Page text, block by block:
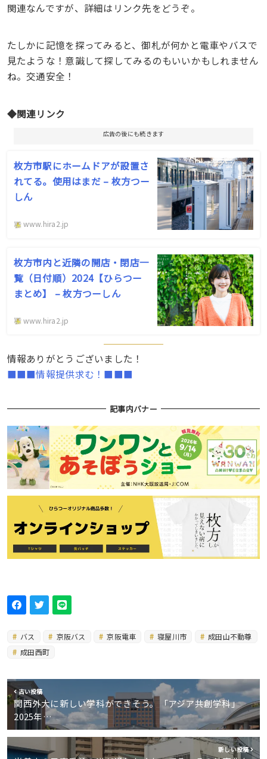
関連なんですが、詳細はリンク先をどうぞ。
たしかに記憶を探ってみると、御札が何かと電車やバスで
見たような！意識して探してみるのもいいかもしれません
ね。交通安全！
◆関連リンク
広告の後にも続きます
枚方市駅にホームドアが設置さ
れてる。使用はまだ – 枚方つー
しん
www.hira2.jp
枚方市内と近隣の開店・閉店一
覧（日付順）2024【ひらつー
まとめ】 – 枚方つーしん
www.hira2.jp
情報ありがとうございました！
■■■情報提供求む！■■■
記事内バナー
バス 京阪バス 京阪電車 寝屋川市
成田山不動尊
成田西町
古い投稿
関西外大に新しい学科ができそう。「アジア共創学科」
2025年…
新しい投稿